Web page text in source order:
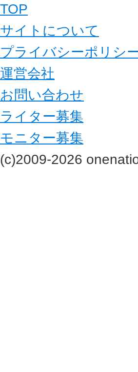
TOP
サイトについて
プライバシーポリシ
運営会社
お問い合わせ
ライター募集
モニター募集
(c)2009-2026